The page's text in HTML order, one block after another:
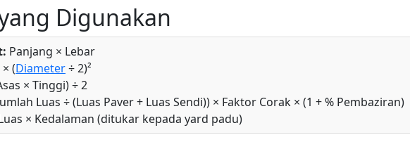
Digunakan
Panjang × Lebar
(Diameter÷ 2)²
× Tinggi) ÷ 2
Luas ÷ (Luas Paver + Luas Sendi)) × Faktor Corak × (1 + % Pembaziran)
× Kedalaman (ditukar kepada yard padu)